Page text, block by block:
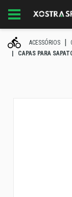
ACESSÓRIOS
CAPAS PARA